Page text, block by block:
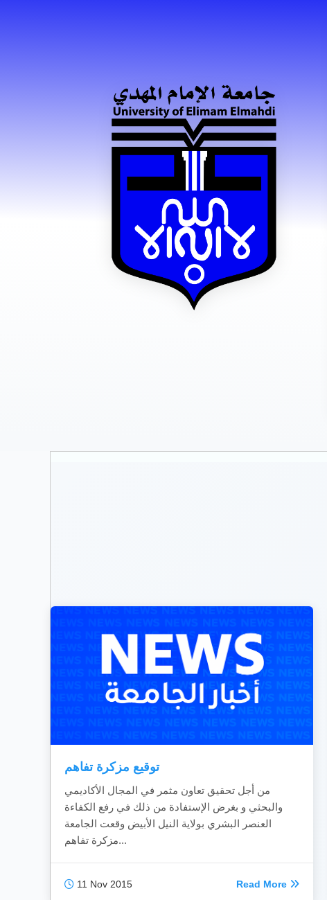
توقيع مزكرة تفاهم
من أجل تحقيق تعاون مثمر في المجال الأكاديمي
والبحثي و بغرض الإستفادة من ذلك في رفع الكفاءة
العنصر البشري بولاية النيل الأبيض وقعت الجامعة
مزكرة تفاهم...
11 Nov 2015 Read More